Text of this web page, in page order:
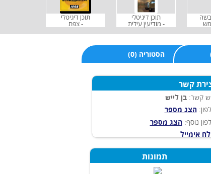
תוכן דיגיטלי
- מודיעין עילית
תוכן דיגיטלי
- צפת
(0) הסטוריה
קשר
קשר:בן לייש
הצג מספר
נוסף: הצג מספר
אימייל
תמונות